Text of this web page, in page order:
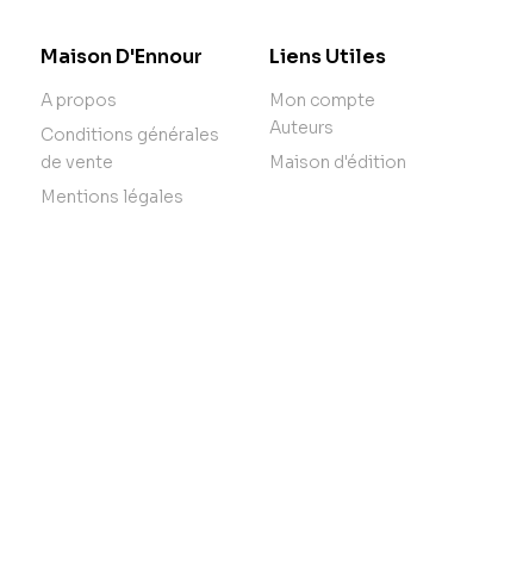
Maison D'Ennour
A propos
Conditions générales
de vente
Mentions légales
Liens Utiles
Mon compte
Auteurs
Maison d'édition